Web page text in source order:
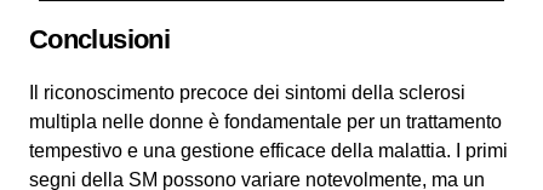
Conclusioni
Il riconoscimento precoce dei sintomi della sclerosi
multipla nelle donne è fondamentale per un trattamento
tempestivo e una gestione efficace della malattia. I primi
segni della SM possono variare notevolmente, ma un